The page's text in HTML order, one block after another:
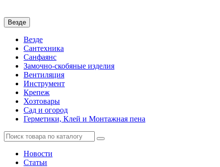
Везде
Везде
Сантехника
Санфаянс
Замочно-скобяные изделия
Вентиляция
Инструмент
Крепеж
Хозтовары
Сад и огород
Герметики, Клей и Монтажная пена
Новости
Статьи